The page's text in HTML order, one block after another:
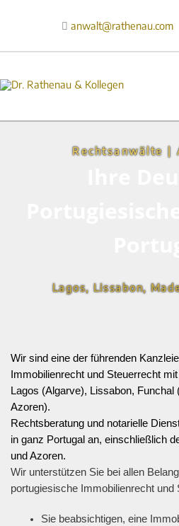
 anwalt@rathenau.com
Rechtsanwälte |
Lagos, Lissabon,
Wir sind eine der führenden
Immobilienrecht und Steuerrecht
Lagos (Algarve), Lissabon, Funchal
Azoren).
Rechtsberatung und notarielle
in ganz Portugal an, einschließlich
und Azoren.
Wir unterstützen Sie bei allen
portugiesische Immobilienrecht und
Sie beabsichtigen, eine